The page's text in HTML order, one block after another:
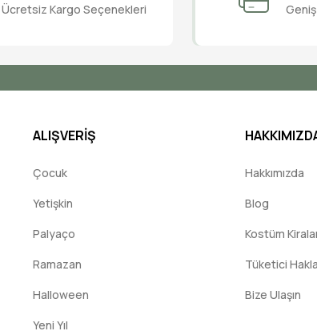
Ücretsiz Kargo Seçenekleri
ALIŞVERİŞ
Çocuk
Yetişkin
Palyaço
Ramazan
Halloween
Yeni Yıl
Hakkımızda
Blog
Kostüm
Tüketici
Bize Ulaşın